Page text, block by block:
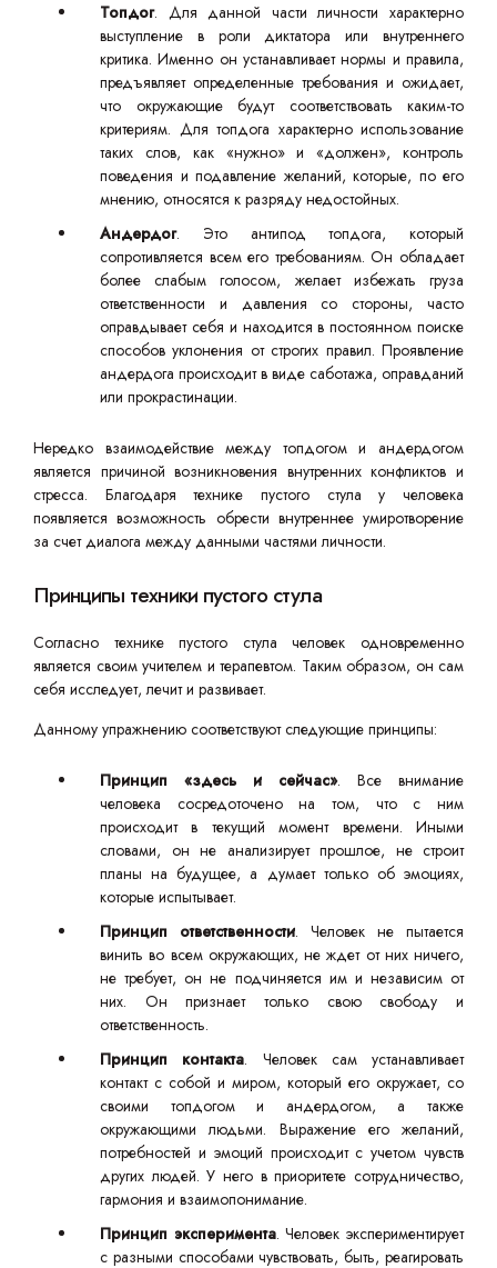
Топдог. Для данной части личности характерно
выступление в роли диктатора или внутреннего
критика. Именно он устанавливает нормы и правила,
предъявляет определенные требования и ожидает,
что окружающие будут соответствовать каким-то
критериям. Для топдога характерно использование
таких слов, как «нужно» и «должен», контроль
поведения и подавление желаний, которые, по его
мнению, относятся к разряду недостойных.
Андердог. Это антипод топдога, который
сопротивляется всем его требованиям. Он обладает
более слабым голосом, желает избежать груза
ответственности и давления со стороны, часто
оправдывает себя и находится в постоянном поиске
способов уклонения от строгих правил. Проявление
андердога происходит в виде саботажа, оправданий
или прокрастинации.
Нередко взаимодействие между топдогом и андердогом
является причиной возникновения внутренних конфликтов и
стресса. Благодаря технике пустого стула у человека
появляется возможность обрести внутреннее умиротворение
за счет диалога между данными частями личности.
Принципы техники пустого стула
Согласно технике пустого стула человек одновременно
является своим учителем и терапевтом. Таким образом, он сам
себя исследует, лечит и развивает.
Данному упражнению соответствуют следующие принципы:
Принцип «здесь и сейчас». Все внимание
человека сосредоточено на том, что с ним
происходит в текущий момент времени. Иными
словами, он не анализирует прошлое, не строит
планы на будущее, а думает только об эмоциях,
которые испытывает.
Принцип ответственности. Человек не пытается
винить во всем окружающих, не ждет от них ничего,
не требует, он не подчиняется им и независим от
них. Он признает только свою свободу и
ответственность.
Принцип контакта. Человек сам устанавливает
контакт с собой и миром, который его окружает, со
своими топдогом и андердогом, а также
окружающими людьми. Выражение его желаний,
потребностей и эмоций происходит с учетом чувств
других людей. У него в приоритете сотрудничество,
гармония и взаимопонимание.
Принцип эксперимента. Человек экспериментирует
с разными способами чувствовать, быть, реагировать